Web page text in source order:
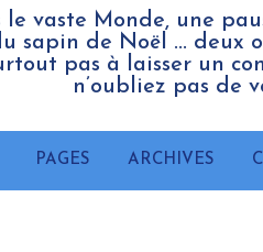
vaste Monde, une
sapin de Noël ... deux
pas à laisser un
n’oubliez pas de
PAGES ARCHIVES